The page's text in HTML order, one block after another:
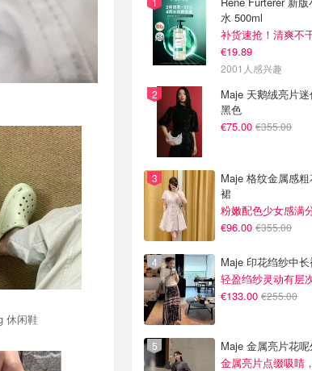
休闲鞋
水 500ml
€19.89
2001人感兴趣
Maje 天鹅绒亮片
黑色
€75.00 €355.00
Maje 格纹金属感
裙
粉嫩配色少女感满
€96.00 €355.00
Maje 印花绉纱中
轻盈绉纱灵动有层
€133.00 €255.00
Maje 金属亮片花呢